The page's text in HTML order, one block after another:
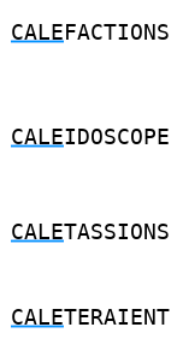
CALE FACTIONS
CALEIDOSCOPE
CALETASSIONS
CALETERAIENT